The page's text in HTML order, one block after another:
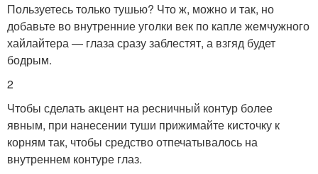
Пользуетесь только тушью? Что ж, можно и так, но
добавьте во внутренние уголки век по капле жемчужного
хайлайтера — глаза сразу заблестят, а взгяд будет
бодрым.
2
Чтобы сделать акцент на ресничный контур более
явным, при нанесении туши прижимайте кисточку к
корням так, чтобы средство отпечатывалось на
внутреннем контуре глаз.